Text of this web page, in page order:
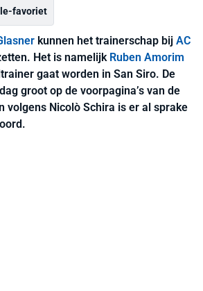
favoriet
kunnen het trainerschap bij AC
Het is namelijk Ruben Amorim
gaat worden in San Siro. De
groot op de voorpagina’s van de
volgens Nicolò Schira is er al sprake